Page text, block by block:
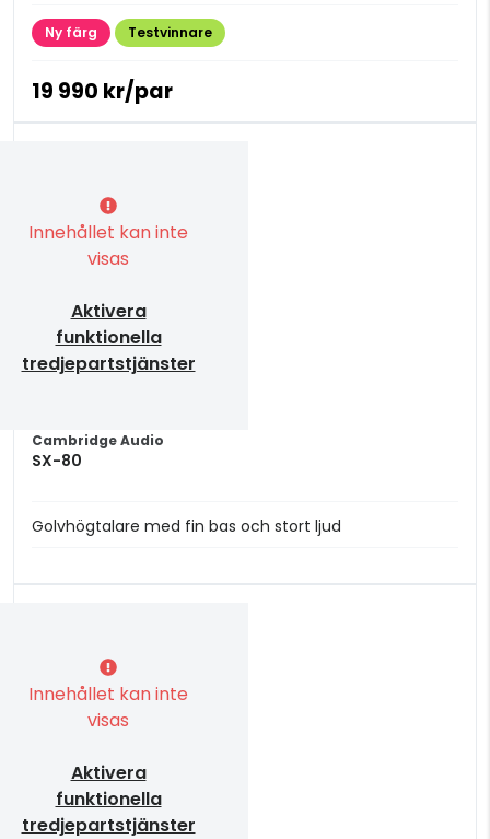
Ny färg Testvinnare
19 990 kr/par
Innehållet kan inte
visas
Aktivera
funktionella
tredjepartstjänster
Cambridge Audio
SX-80
Golvhögtalare med fin bas och stort ljud
Innehållet kan inte
visas
Aktivera
funktionella
tredjepartstjänster